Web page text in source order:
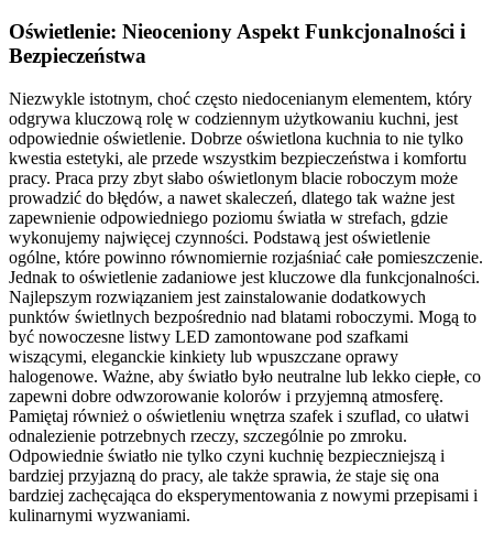
Oświetlenie: Nieoceniony Aspekt Funkcjonalności i
Bezpieczeństwa
Niezwykle istotnym, choć często niedocenianym elementem, który
odgrywa kluczową rolę w codziennym użytkowaniu kuchni, jest
odpowiednie oświetlenie. Dobrze oświetlona kuchnia to nie tylko
kwestia estetyki, ale przede wszystkim bezpieczeństwa i komfortu
pracy. Praca przy zbyt słabo oświetlonym blacie roboczym może
prowadzić do błędów, a nawet skaleczeń, dlatego tak ważne jest
zapewnienie odpowiedniego poziomu światła w strefach, gdzie
wykonujemy najwięcej czynności. Podstawą jest oświetlenie
ogólne, które powinno równomiernie rozjaśniać całe pomieszczenie.
Jednak to oświetlenie zadaniowe jest kluczowe dla funkcjonalności.
Najlepszym rozwiązaniem jest zainstalowanie dodatkowych
punktów świetlnych bezpośrednio nad blatami roboczymi. Mogą to
być nowoczesne listwy LED zamontowane pod szafkami
wiszącymi, eleganckie kinkiety lub wpuszczane oprawy
halogenowe. Ważne, aby światło było neutralne lub lekko ciepłe, co
zapewni dobre odwzorowanie kolorów i przyjemną atmosferę.
Pamiętaj również o oświetleniu wnętrza szafek i szuflad, co ułatwi
odnalezienie potrzebnych rzeczy, szczególnie po zmroku.
Odpowiednie światło nie tylko czyni kuchnię bezpieczniejszą i
bardziej przyjazną do pracy, ale także sprawia, że staje się ona
bardziej zachęcająca do eksperymentowania z nowymi przepisami i
kulinarnymi wyzwaniami.